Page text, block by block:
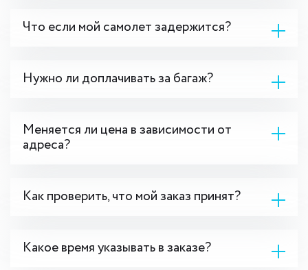
Что если мой самолет задержится?
Нужно ли доплачивать за багаж?
Меняется ли цена в зависимости от
адреса?
Как проверить, что мой заказ принят?
Какое время указывать в заказе?